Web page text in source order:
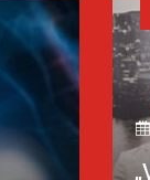
2026
„Volt miről
Itthon